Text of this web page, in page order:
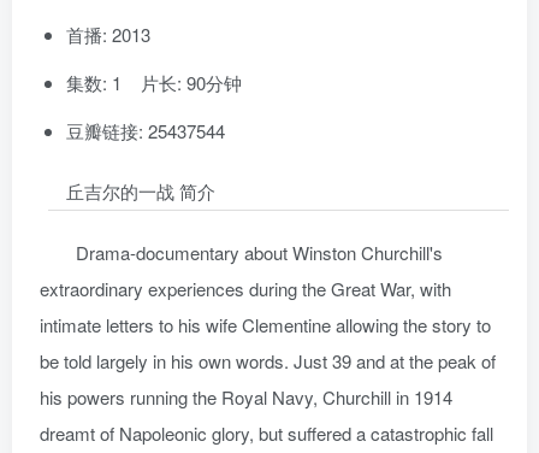
首播: 2013
集数: 1 片长: 90分钟
豆瓣链接: 25437544
丘吉尔的一战 简介
Drama-documentary about Winston Churchill's
extraordinary experiences during the Great War, with
intimate letters to his wife Clementine allowing the story to
be told largely in his own words. Just 39 and at the peak of
his powers running the Royal Navy, Churchill in 1914
dreamt of Napoleonic glory, but suffered a catastrophic fall